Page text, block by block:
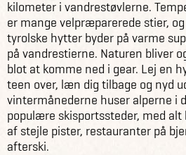
kilometer i vandrestøvlerne.
er mange velpræparerede stier,
tyrolske hytter byder på varme
på vandrestierne. Naturen bliver
blot at komme ned i gear. Lej en
teen over, læn dig tilbage og nyd
vintermånederne huser alperne i
populære skisportssteder, med
af stejle pister, restauranter på
afterski.